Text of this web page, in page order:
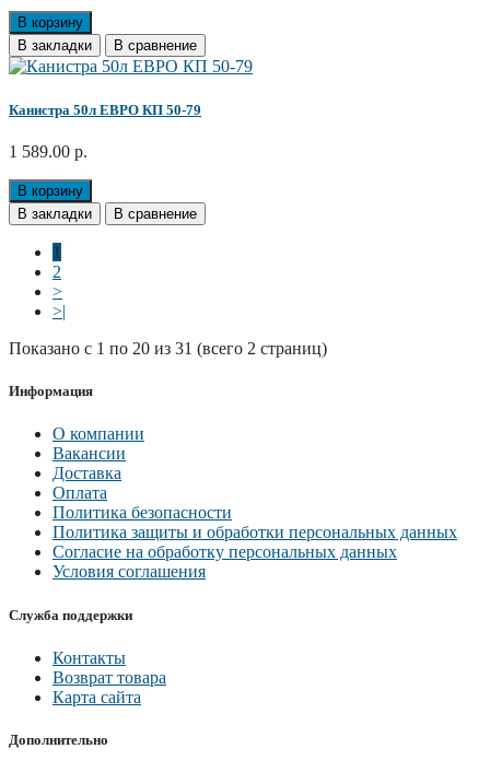
В корзину
В закладки
В сравнение
Канистра 50л ЕВРО КП 50-79
1 589.00 р.
В корзину
В закладки
В сравнение
1
2
>
>|
Показано с 1 по 20 из 31 (всего 2 страниц)
Информация
О компании
Вакансии
Доставка
Оплата
Политика безопасности
Политика защиты и обработки персональных данных
Согласие на обработку персональных данных
Условия соглашения
Служба поддержки
Контакты
Возврат товара
Карта сайта
Дополнительно